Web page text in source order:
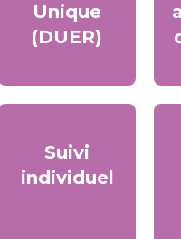
Unique
(DUER)
Suivi
individuel